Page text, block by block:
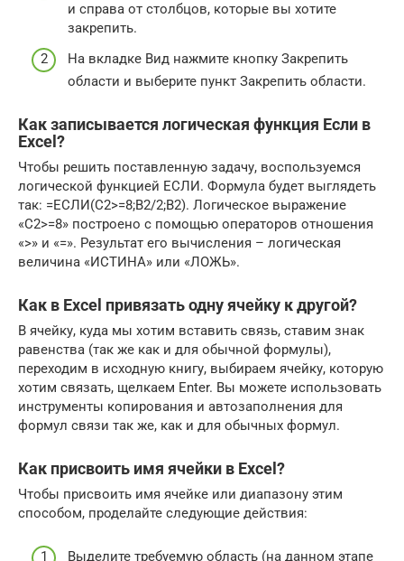
и справа от столбцов, которые вы хотите
закрепить.
На вкладке Вид нажмите кнопку Закрепить
области и выберите пункт Закрепить области.
Как записывается логическая функция Если в
Excel?
Чтобы решить поставленную задачу, воспользуемся
логической функцией ЕСЛИ. Формула будет выглядеть
так: =ЕСЛИ(C2>=8;B2/2;B2). Логическое выражение
«С2>=8» построено с помощью операторов отношения
«>» и «=». Результат его вычисления – логическая
величина «ИСТИНА» или «ЛОЖЬ».
Как в Excel привязать одну ячейку к другой?
В ячейку, куда мы хотим вставить связь, ставим знак
равенства (так же как и для обычной формулы),
переходим в исходную книгу, выбираем ячейку, которую
хотим связать, щелкаем Enter. Вы можете использовать
инструменты копирования и автозаполнения для
формул связи так же, как и для обычных формул.
Как присвоить имя ячейки в Excel?
Чтобы присвоить имя ячейке или диапазону этим
способом, проделайте следующие действия:
Выделите требуемую область (на данном этапе